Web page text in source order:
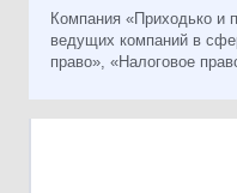
Компания «Приходько и
ведущих компаний в
право», «Налоговое